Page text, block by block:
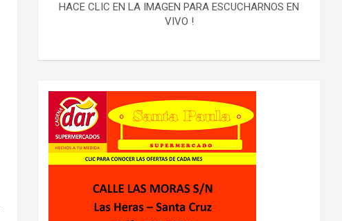
HACE CLIC EN LA IMAGEN PARA ESCUCHARNOS EN
VIVO !